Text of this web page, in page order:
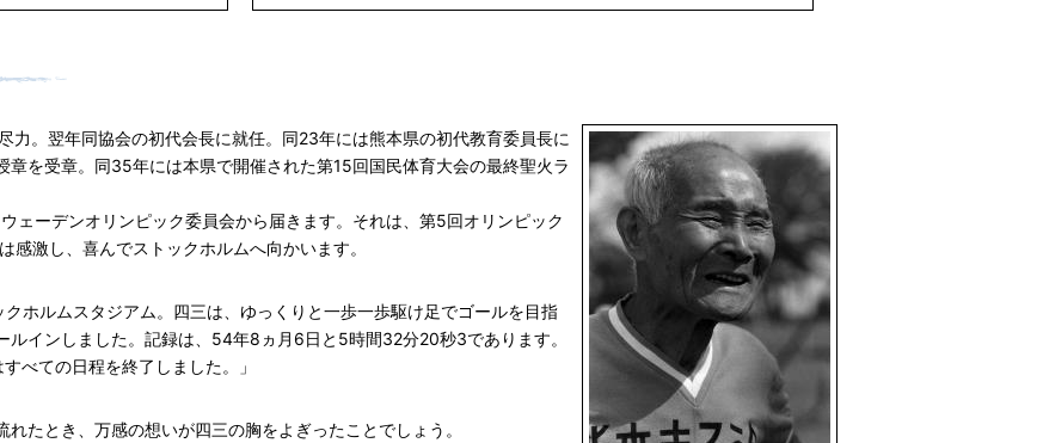
。翌年同協会の初代会長に就任。同23年には熊本県の初代教育委員長に
を受章。同35年には本県で開催された第15回国民体育大会の最終聖火ラ
ーデンオリンピック委員会から届きます。それは、第5回オリンピック
激し、喜んでストックホルムへ向かいます。
ホルムスタジアム。四三は、ゆっくりと一歩一歩駆け足でゴールを目指
インしました。記録は、54年8ヵ月6日と5時間32分20秒3であります。
べての日程を終了しました。」
たとき、万感の想いが四三の胸をよぎったことでしょう。